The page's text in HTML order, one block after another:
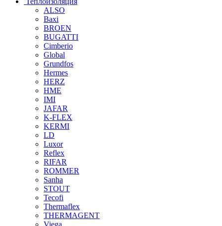
ALSO
Baxi
BROEN
BUGATTI
Cimberio
Global
Grundfos
Hermes
HERZ
HME
IMI
JAFAR
K-FLEX
KERMI
LD
Luxor
Reflex
RIFAR
ROMMER
Sanha
STOUT
Tecofi
Thermaflex
THERMAGENT
Viega